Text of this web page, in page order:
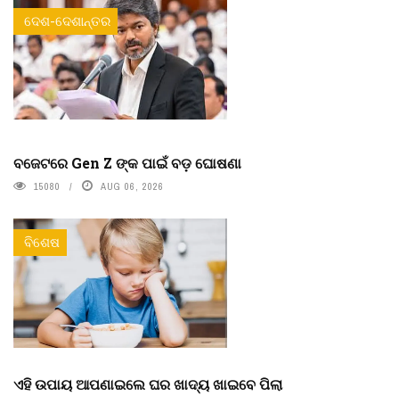
ଦେଶ-ଦେଶାନ୍ତର
ବଜେଟରେ Gen Z ଙ୍କ ପାଇଁ ବଡ଼ ଘୋଷଣା
15080 AUG 06, 2026
ବିଶେଷ
ଏହି ଉପାୟ ଆପଣାଇଲେ ଘର ଖାଦ୍ୟ ଖାଇବେ ପିଲା